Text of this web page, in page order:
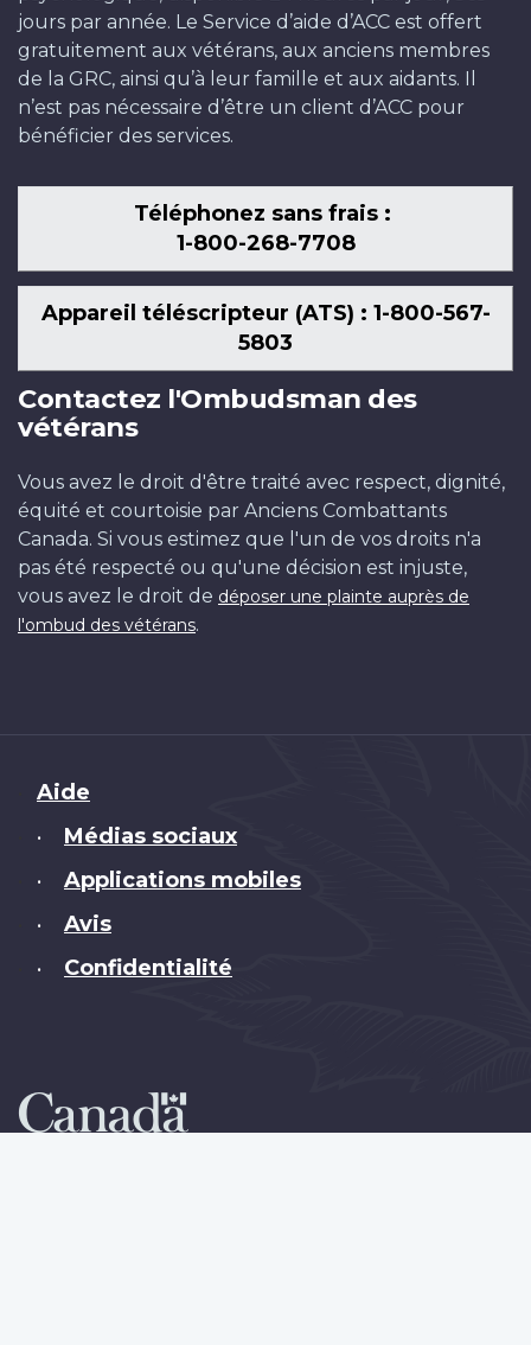
jours par année. Le Service d’aide d’ACC est offert
gratuitement aux vétérans, aux anciens membres
de la GRC, ainsi qu’à leur famille et aux aidants. Il
n’est pas nécessaire d’être un client d’ACC pour
bénéficier des services.
Téléphonez sans frais :
1-800-268-7708
Appareil téléscripteur (ATS) : 1-800-567-
5803
Contactez l'Ombudsman des
vétérans
Vous avez le droit d'être traité avec respect, dignité,
équité et courtoisie par Anciens Combattants
Canada. Si vous estimez que l'un de vos droits n'a
pas été respecté ou qu'une décision est injuste,
vous avez le droit de déposer une plainte auprès de
l'ombud des vétérans.
Brand
Aide
• Médias sociaux
• Applications mobiles
• Avis
• Confidentialité